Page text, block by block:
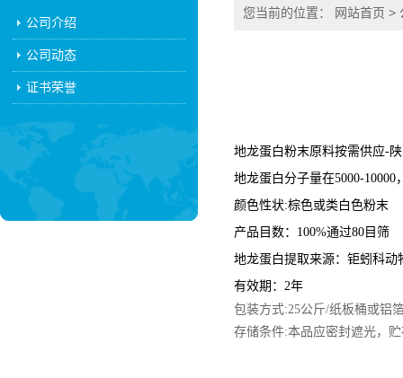
公司介绍
公司动态
证书荣誉
您当前的位置： 网站首页 >
地龙蛋白粉末原料按需供应-
地龙蛋白分子量在5000-
颜色性状:棕色或类白色粉末
产品目数：100%通过80目筛
地龙蛋白提取来源：钜蚓科
有效期：2年
包装方式:25公斤/纸板桶或铝
存储条件:本品应密封遮光，